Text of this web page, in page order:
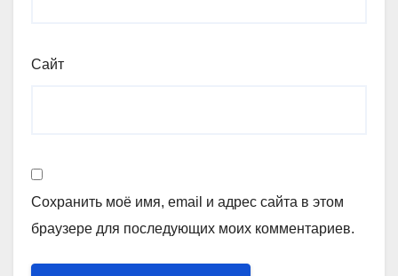
Сайт
Сохранить моё имя, email и адрес сайта в этом
браузере для последующих моих комментариев.